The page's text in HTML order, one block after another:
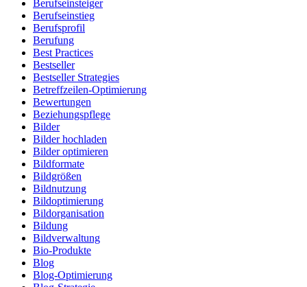
Berufseinsteiger
Berufseinstieg
Berufsprofil
Berufung
Best Practices
Bestseller
Bestseller Strategies
Betreffzeilen-Optimierung
Bewertungen
Beziehungspflege
Bilder
Bilder hochladen
Bilder optimieren
Bildformate
Bildgrößen
Bildnutzung
Bildoptimierung
Bildorganisation
Bildung
Bildverwaltung
Bio-Produkte
Blog
Blog-Optimierung